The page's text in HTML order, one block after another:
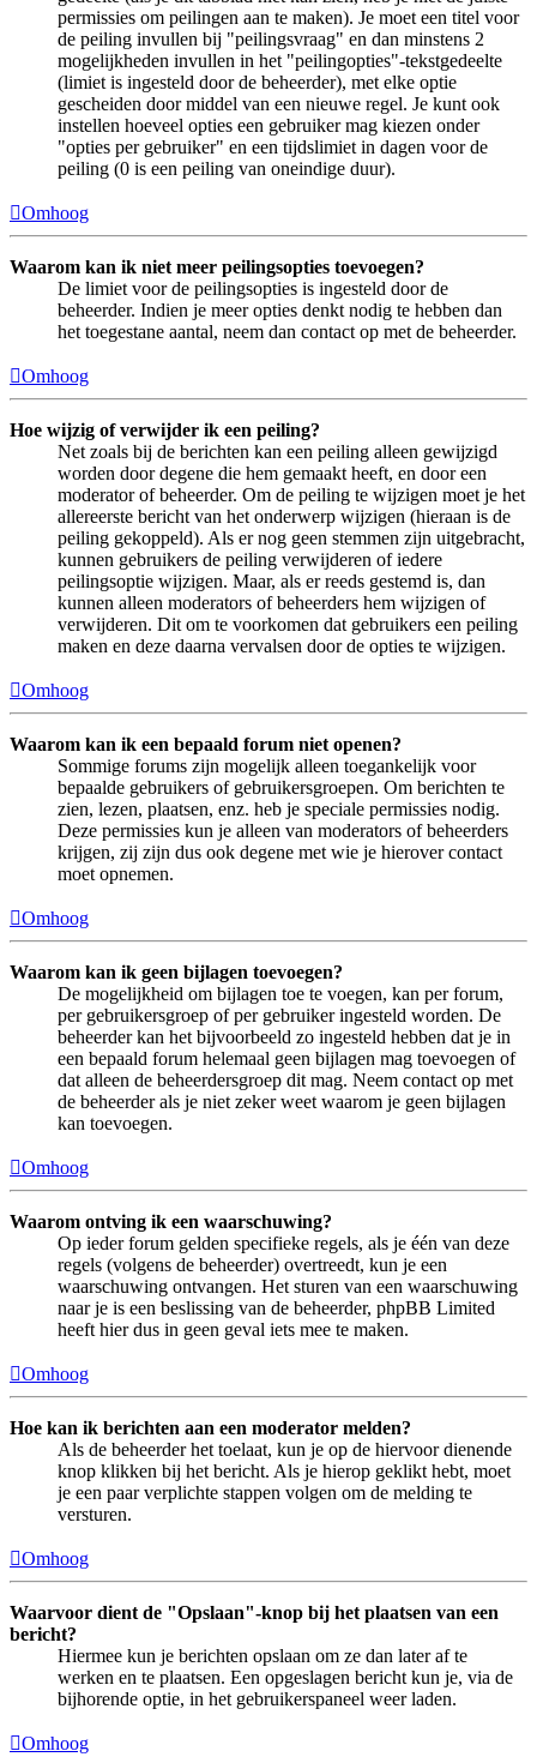
permissies om peilingen aan te maken). Je moet een titel voor
de peiling invullen bij "peilingsvraag" en dan minstens 2
mogelijkheden invullen in het "peilingopties"-tekstgedeelte
(limiet is ingesteld door de beheerder), met elke optie
gescheiden door middel van een nieuwe regel. Je kunt ook
instellen hoeveel opties een gebruiker mag kiezen onder
"opties per gebruiker" en een tijdslimiet in dagen voor de
peiling (0 is een peiling van oneindige duur).
Omhoog
Waarom kan ik niet meer peilingsopties toevoegen?
De limiet voor de peilingsopties is ingesteld door de
beheerder. Indien je meer opties denkt nodig te hebben dan
het toegestane aantal, neem dan contact op met de beheerder.
Omhoog
Hoe wijzig of verwijder ik een peiling?
Net zoals bij de berichten kan een peiling alleen gewijzigd
worden door degene die hem gemaakt heeft, en door een
moderator of beheerder. Om de peiling te wijzigen moet je het
allereerste bericht van het onderwerp wijzigen (hieraan is de
peiling gekoppeld). Als er nog geen stemmen zijn uitgebracht,
kunnen gebruikers de peiling verwijderen of iedere
peilingsoptie wijzigen. Maar, als er reeds gestemd is, dan
kunnen alleen moderators of beheerders hem wijzigen of
verwijderen. Dit om te voorkomen dat gebruikers een peiling
maken en deze daarna vervalsen door de opties te wijzigen.
Omhoog
Waarom kan ik een bepaald forum niet openen?
Sommige forums zijn mogelijk alleen toegankelijk voor
bepaalde gebruikers of gebruikersgroepen. Om berichten te
zien, lezen, plaatsen, enz. heb je speciale permissies nodig.
Deze permissies kun je alleen van moderators of beheerders
krijgen, zij zijn dus ook degene met wie je hierover contact
moet opnemen.
Omhoog
Waarom kan ik geen bijlagen toevoegen?
De mogelijkheid om bijlagen toe te voegen, kan per forum,
per gebruikersgroep of per gebruiker ingesteld worden. De
beheerder kan het bijvoorbeeld zo ingesteld hebben dat je in
een bepaald forum helemaal geen bijlagen mag toevoegen of
dat alleen de beheerdersgroep dit mag. Neem contact op met
de beheerder als je niet zeker weet waarom je geen bijlagen
kan toevoegen.
Omhoog
Waarom ontving ik een waarschuwing?
Op ieder forum gelden specifieke regels, als je één van deze
regels (volgens de beheerder) overtreedt, kun je een
waarschuwing ontvangen. Het sturen van een waarschuwing
naar je is een beslissing van de beheerder, phpBB Limited
heeft hier dus in geen geval iets mee te maken.
Omhoog
Hoe kan ik berichten aan een moderator melden?
Als de beheerder het toelaat, kun je op de hiervoor dienende
knop klikken bij het bericht. Als je hierop geklikt hebt, moet
je een paar verplichte stappen volgen om de melding te
versturen.
Omhoog
Waarvoor dient de "Opslaan"-knop bij het plaatsen van een
bericht?
Hiermee kun je berichten opslaan om ze dan later af te
werken en te plaatsen. Een opgeslagen bericht kun je, via de
bijhorende optie, in het gebruikerspaneel weer laden.
Omhoog